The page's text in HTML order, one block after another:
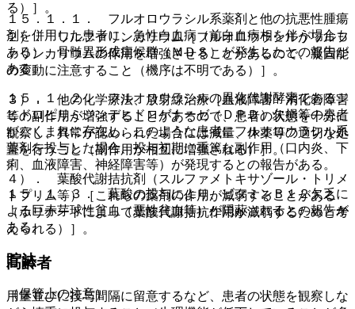
１５．１．１． フルオロウラシル系薬剤と他の抗悪性腫瘍
剤を併用した患者に、急性白血病（前白血病相を伴う場合も
ある）、骨髄異形成症候群（ＭＤＳ）が発生したとの報告が
ある。
１５．１．２． フルオロウラシルの異化代謝酵素であるジ
ヒドロピリミジンデヒドロゲナーゼ（ＤＰＤ）欠損等の患者
がごくまれに存在し、このような患者にフルオロウラシル系
薬剤を投与した場合、投与初期に重篤な副作用（口内炎、下
痢、血液障害、神経障害等）が発現するとの報告がある。
１５．１．３． 葉酸の投与により、ビタミンＢ１２欠乏に
よる巨赤芽球性貧血（悪性貧血等）が隠蔽されるとの報告が
ある。
貯法
（保管上の注意）
る）］。
２）． ワルファリンカリウム［フルオロウラシルがワルフ
ァリンカリウムの作用を増強させることがあるので、凝固能
の変動に注意すること（機序は不明である）］。
３）． 他の化学療法、放射線治療［血液障害・消化管障害
等の副作用が増強することがあるので、患者の状態を十分に
観察し、異常が認められた場合には減量、休薬等の適切な処
置を行うこと（副作用が相互に増強される）］。
４）． 葉酸代謝拮抗剤（スルファメトキサゾール・トリメ
トプリム等）［これらの薬剤の作用が減弱することがある
（ホリナートによって葉酸代謝拮抗作用が減弱するためと考
えられる）］。
高齢者
用量並びに投与間隔に留意するなど、患者の状態を観察しな